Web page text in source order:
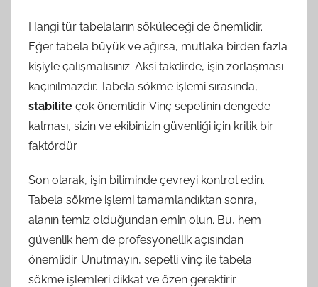
Hangi tür tabelaların söküleceği de önemlidir.
Eğer tabela büyük ve ağırsa, mutlaka birden fazla
kişiyle çalışmalısınız. Aksi takdirde, işin zorlaşması
kaçınılmazdır. Tabela sökme işlemi sırasında,
stabilite çok önemlidir. Vinç sepetinin dengede
kalması, sizin ve ekibinizin güvenliği için kritik bir
faktördür.
Son olarak, işin bitiminde çevreyi kontrol edin.
Tabela sökme işlemi tamamlandıktan sonra,
alanın temiz olduğundan emin olun. Bu, hem
güvenlik hem de profesyonellik açısından
önemlidir. Unutmayın, sepetli vinç ile tabela
sökme işlemleri dikkat ve özen gerektirir.